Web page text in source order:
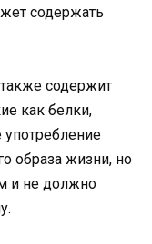
содержать
содержит
как белки,
образа жизни, но
и не должно